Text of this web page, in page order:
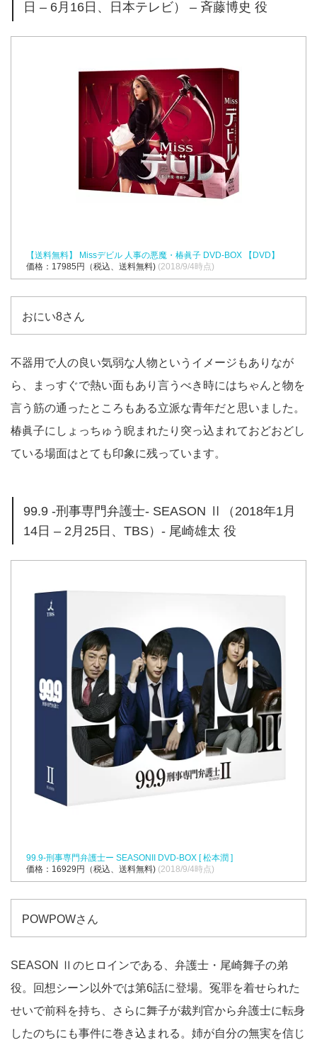
日 – 6月16日、日本テレビ） – 斉藤博史 役
【送料無料】 Missデビル 人事の悪魔・椿眞子 DVD-BOX 【DVD】
価格：17985円（税込、送料無料) (2018/9/4時点)
おにい8さん
不器用で人の良い気弱な人物というイメージもありなが
ら、まっすぐで熱い面もあり言うべき時にはちゃんと物を
言う筋の通ったところもある立派な青年だと思いました。
椿眞子にしょっちゅう睨まれたり突っ込まれておどおどし
ている場面はとても印象に残っています。
99.9 -刑事専門弁護士- SEASON Ⅱ（2018年1月
14日 – 2月25日、TBS）- 尾崎雄太 役
99.9-刑事専門弁護士ー SEASONII DVD-BOX [ 松本潤 ]
価格：16929円（税込、送料無料) (2018/9/4時点)
POWPOWさん
SEASON Ⅱのヒロインである、弁護士・尾崎舞子の弟
役。回想シーン以外では第6話に登場。冤罪を着せられた
せいで前科を持ち、さらに舞子が裁判官から弁護士に転身
したのちにも事件に巻き込まれる。姉が自分の無実を信じ